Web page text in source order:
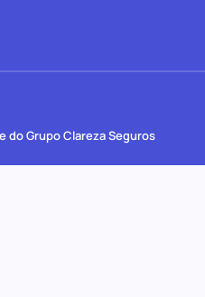
Grupo Clareza Seguros